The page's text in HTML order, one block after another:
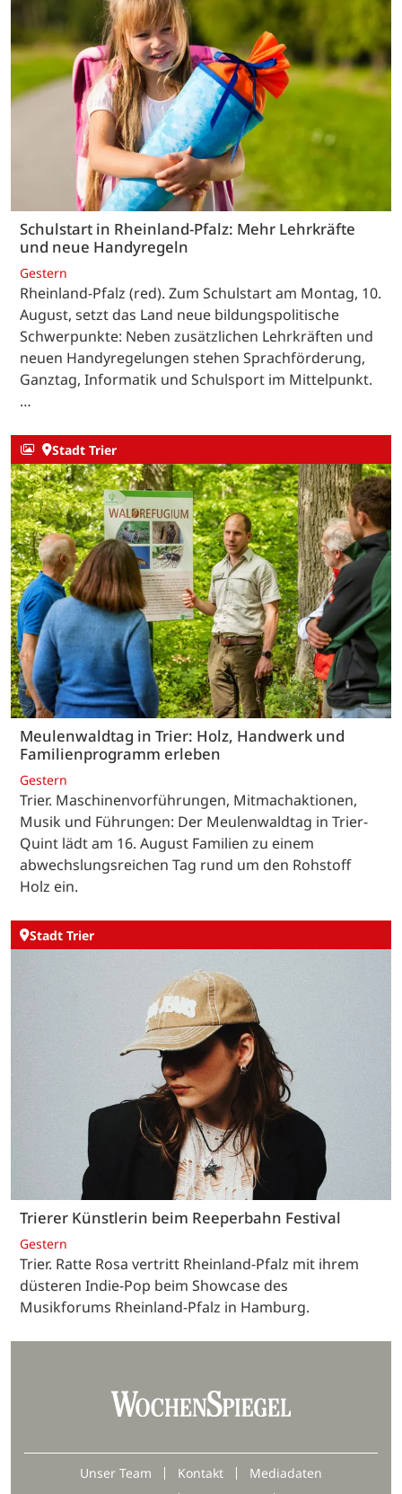
Schulstart in Rheinland-Pfalz: Mehr Lehrkräfte
und neue Handyregeln
Gestern
Rheinland-Pfalz (red). Zum Schulstart am Montag, 10.
August, setzt das Land neue bildungspolitische
Schwerpunkte: Neben zusätzlichen Lehrkräften und
neuen Handyregelungen stehen Sprachförderung,
Ganztag, Informatik und Schulsport im Mittelpunkt.
…
Stadt Trier
Meulenwaldtag in Trier: Holz, Handwerk und
Familienprogramm erleben
Gestern
Trier. Maschinenvorführungen, Mitmachaktionen,
Musik und Führungen: Der Meulenwaldtag in Trier-
Quint lädt am 16. August Familien zu einem
abwechslungsreichen Tag rund um den Rohstoff
Holz ein.
Stadt Trier
Trierer Künstlerin beim Reeperbahn Festival
Gestern
Trier. Ratte Rosa vertritt Rheinland-Pfalz mit ihrem
düsteren Indie-Pop beim Showcase des
Musikforums Rheinland-Pfalz in Hamburg.
Unser Team Kontakt
Mediadaten